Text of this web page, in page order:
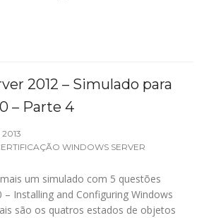
2012 – Simulado para
– Parte 4
WINDOWS SERVER
um simulado com 5 questões
– Installing and Configuring Windows
são os quatros estados de objetos